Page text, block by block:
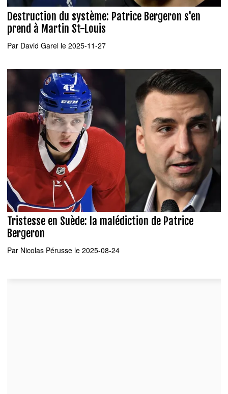
Destruction du système: Patrice Bergeron s'en
prend à Martin St-Louis
Par David Garel le 2025-11-27
Tristesse en Suède: la malédiction de Patrice
Bergeron
Par Nicolas Pérusse le 2025-08-24